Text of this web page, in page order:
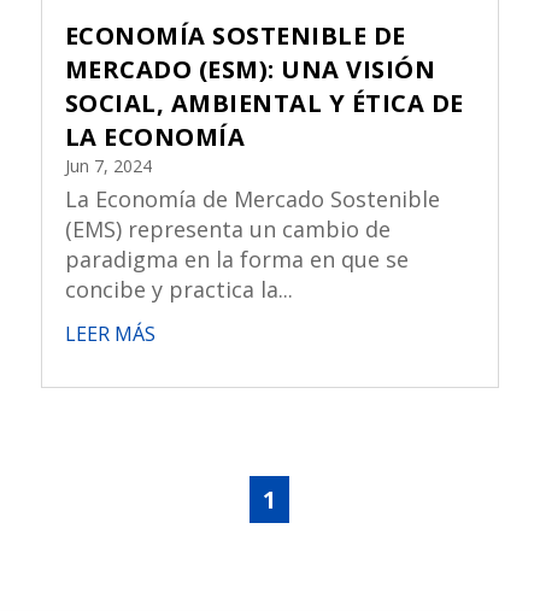
ECONOMÍA SOSTENIBLE DE
MERCADO (ESM): UNA VISIÓN
SOCIAL, AMBIENTAL Y ÉTICA DE
LA ECONOMÍA
Jun 7, 2024
La Economía de Mercado Sostenible
(EMS) representa un cambio de
paradigma en la forma en que se
concibe y practica la...
LEER MÁS
1